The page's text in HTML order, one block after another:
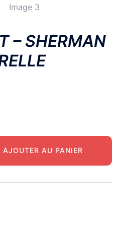
– SHERMAN
AJOUTER AU PANIER